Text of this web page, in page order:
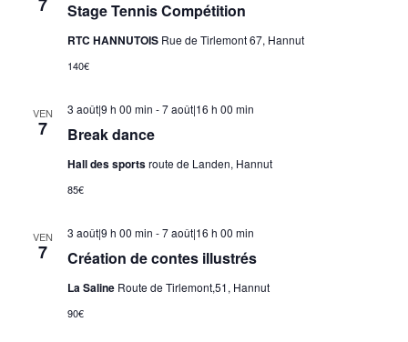
Stage Tennis Compétition
RTC HANNUTOIS Rue de Tirlemont 67, Hannut
140€
VEN
7 Break dance
3 août|9 h 00 min -7 août|16 h 00 min
Hall des sportsroute de Landen, Hannut
85€
VEN
7 Création de contes illustrés
3 août|9 h 00 min -7 août|16 h 00 min
La Saline Route de Tirlemont,51, Hannut
90€